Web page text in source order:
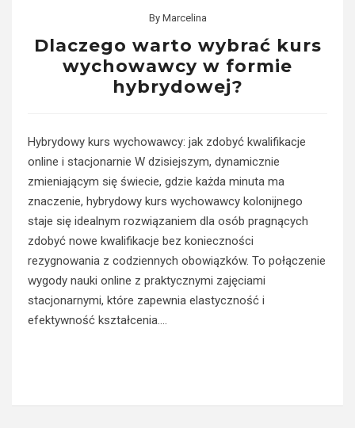
By Marcelina
Dlaczego warto wybrać kurs
wychowawcy w formie
hybrydowej?
Hybrydowy kurs wychowawcy: jak zdobyć kwalifikacje
online i stacjonarnie W dzisiejszym, dynamicznie
zmieniającym się świecie, gdzie każda minuta ma
znaczenie, hybrydowy kurs wychowawcy kolonijnego
staje się idealnym rozwiązaniem dla osób pragnących
zdobyć nowe kwalifikacje bez konieczności
rezygnowania z codziennych obowiązków. To połączenie
wygody nauki online z praktycznymi zajęciami
stacjonarnymi, które zapewnia elastyczność i
efektywność kształcenia.…